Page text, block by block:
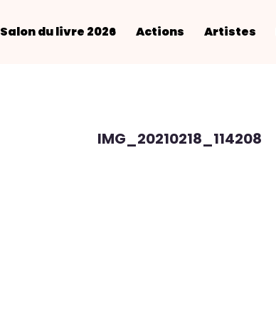
Salon du livre 2026 Actions Artistes
IMG_20210218_114208